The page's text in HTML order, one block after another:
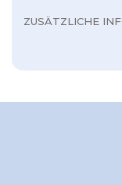
ZUSÄTZLICHE